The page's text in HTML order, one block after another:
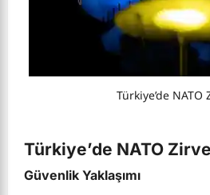
Türkiye’de NATO
Türkiye’de NATO
Güvenlik Yaklaşımı